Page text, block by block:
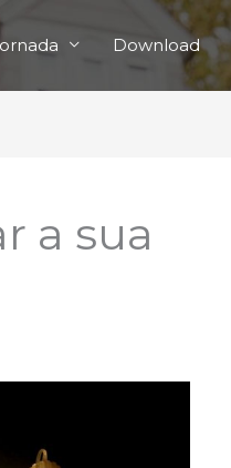
Download
a sua